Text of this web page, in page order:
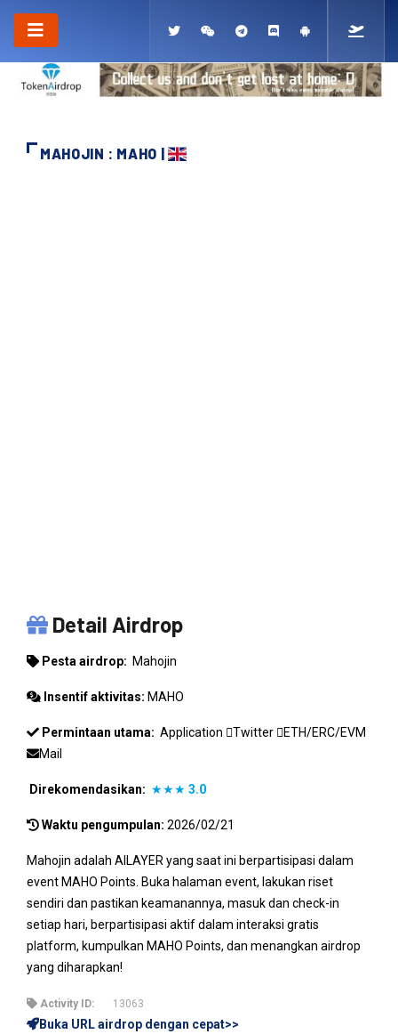
MAHOJIN : MAHO |
Detail Airdrop
Pesta airdrop: Mahojin
Insentif aktivitas: MAHO
Permintaan utama: Application Twitter
ETH/ERC/EVM
Mail
Direkomendasikan: ★★★ 3.0
Waktu pengumpulan: 2026/02/21
Mahojin adalah AILAYER yang saat ini berpartisipasi dalam
event MAHO Points. Buka halaman event, lakukan riset
sendiri dan pastikan keamanannya, masuk dan check-in
setiap hari, berpartisipasi aktif dalam interaksi gratis
platform, kumpulkan MAHO Points, dan menangkan airdrop
yang diharapkan!
Activity ID: 13063
Buka URL airdrop dengan cepat>>